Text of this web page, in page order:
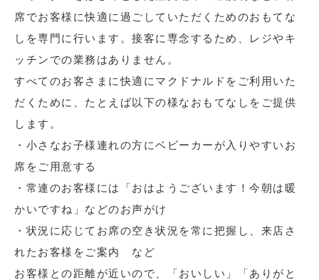
席でお客様に快適に過ごしていただくためのおもてな
しを専門に行います。接客に専念するため、レジやキ
ッチンでの業務はありません。
すべてのお客さまに快適にマクドナルドをご利用いた
だくために、たとえば以下の様なおもてなしをご提供
します。
・小さなお子様連れの方にベビーカーが入りやすいお
席をご用意する
・常連のお客様には「おはようございます！今朝は暖
かいですね」などのお声がけ
・状況に応じてお席の空き状況を常に把握し、来店さ
れたお客様をご案内 など
お客様との距離が近いので、「おいしい」「ありがと